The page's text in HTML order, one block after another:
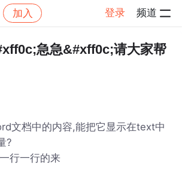
加入 登录 频道
问题 帖子详情
急急&#xff0c;请大家帮
文档中的内容,能把它显示在text中
?
行一行的来